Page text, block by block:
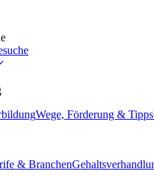
Wege, Förderung & Tipps
& Branchen